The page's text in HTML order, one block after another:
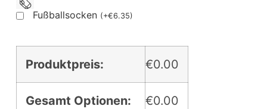
Fußballsocken (+€6.35)
Produktpreis: €0.00
Gesamt Optionen: €0.00